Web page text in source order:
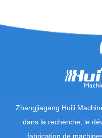
Zhangjiagang Huili
dans la recherche, le
fabrication de